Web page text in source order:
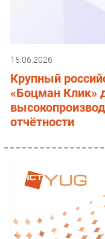
15.06.2026
Крупный
«Боцман Клик»
отчётности